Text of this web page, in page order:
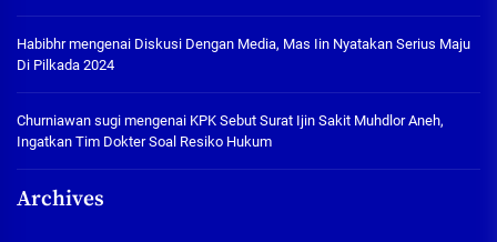
Habibhrmengenai Diskusi Dengan Media, Mas Iin Nyatakan Serius Maju
Di Pilkada 2024
Churniawan sugi mengenai KPK Sebut Surat Ijin Sakit Muhdlor Aneh,
Ingatkan Tim Dokter Soal Resiko Hukum
Archives